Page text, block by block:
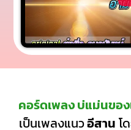
คอร์ดเพลง บ่แม่นของ
เป็นเพลงแนวอีสาน โ